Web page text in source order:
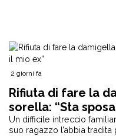
2 giorni fa
Rifiuta di fare la
sorella: “Sta
Un difficile intreccio
suo ragazzo l’abbia